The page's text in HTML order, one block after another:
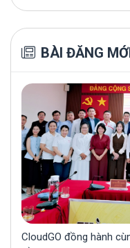
BÀI ĐĂNG
CloudGO đồng hành